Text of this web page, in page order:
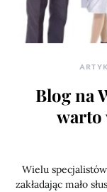
Blog na
warto
Wielu
zakładając mało